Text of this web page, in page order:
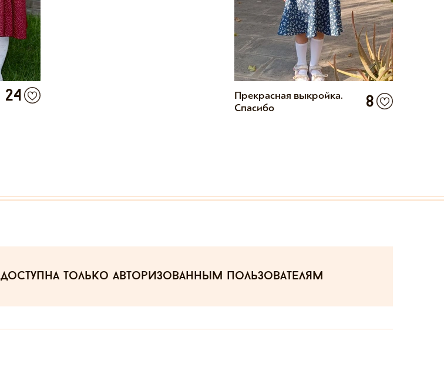
24
Прекрасная выкройка.
Спасибо
8
доступна только авторизованным пользователям